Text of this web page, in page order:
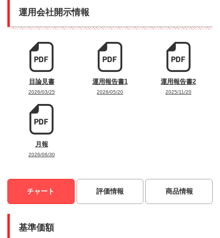
運用会社開示情報
目論見書
2026/03/25
運用報告書1
2026/05/20
運用報告書2
2025/11/20
月報
2026/06/30
チャート 評価情報 商品情報
基準価額